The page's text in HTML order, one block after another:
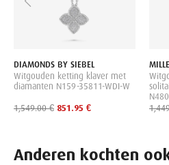
DIAMONDS BY SIEBEL
Witgouden ketting klaver met
diamanten N159-35811-WDI-W
1,549.00 € 851.95 €
Anderen kochten